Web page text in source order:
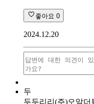
좋아요 0
2024.12.20
두
두두리리 (주)오알더